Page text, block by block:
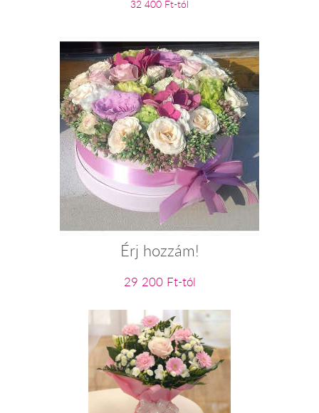
32 400 Ft-tól
Érj hozzám!
29 200 Ft-tól